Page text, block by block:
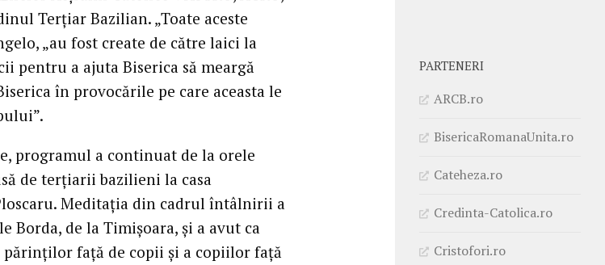
Terţiar Bazilian. „Toate aceste
„au fost create de către laici la
pentru a ajuta Biserica să meargă
în provocările pe care aceasta le
programul a continuat de la orele
de terţiarii bazilieni la casa
Meditaţia din cadrul întâlnirii a
Borda, de la Timişoara, şi a avut ca
părinţilor faţă de copii şi a copiilor faţă
PARTENERI
ARCB.ro
BisericaRomanaUnita.ro
Cateheza.ro
Credinta-Catolica.ro
Cristofori.ro